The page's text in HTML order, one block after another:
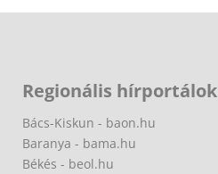
Regionális hírportálok
Bács-Kiskun - baon.hu
Baranya - bama.hu
Békés - beol.hu